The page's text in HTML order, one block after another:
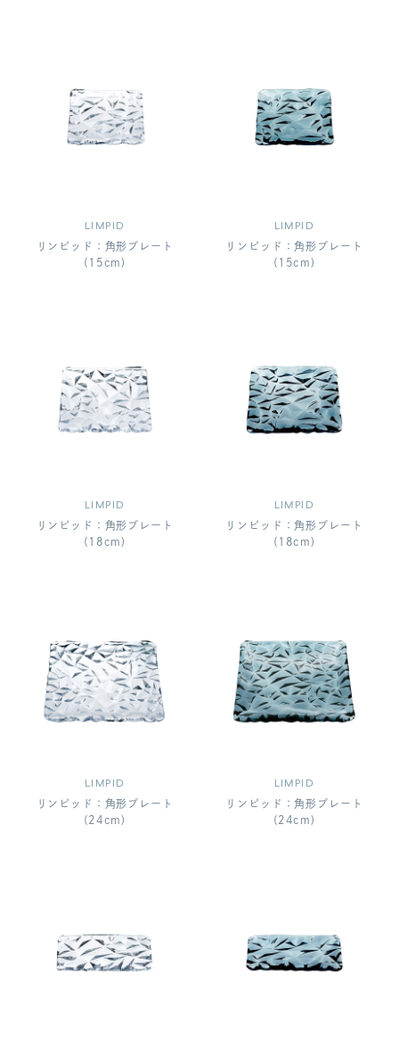
LIMPID
リンピッド：角形プレート
(15cm)
LIMPID
リンピッド：角形プレート
(15cm)
LIMPID
リンピッド：角形プレート
(18cm)
LIMPID
リンピッド：角形プレート
(18cm)
LIMPID
リンピッド：角形プレート
(24cm)
LIMPID
リンピッド：角形プレート
(24cm)